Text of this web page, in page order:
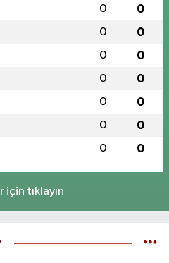
0 0
0 0
0 0
0 0
0 0
0 0
0 0
için tıklayın